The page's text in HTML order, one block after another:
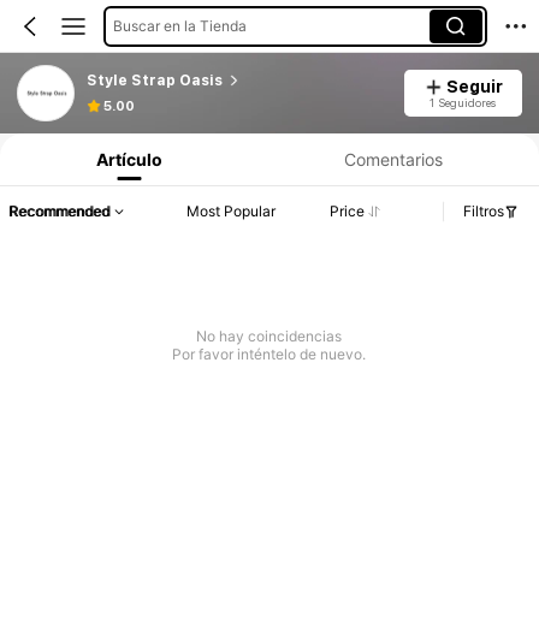
Buscar en la Tienda
Style Strap Oasis
5.00
Seguir
1 Seguidores
Artículo Comentarios
Recommended Most Popular Price Filtros
No hay coincidencias
Por favor inténtelo de nuevo.